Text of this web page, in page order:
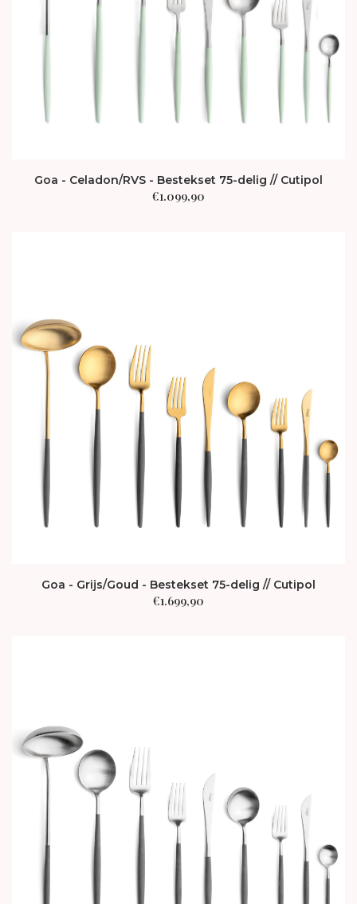
Goa - Celadon/RVS - Bestekset 75-delig // Cutipol
€1.099,90
Goa - Grijs/Goud - Bestekset 75-delig // Cutipol
€1.699,90